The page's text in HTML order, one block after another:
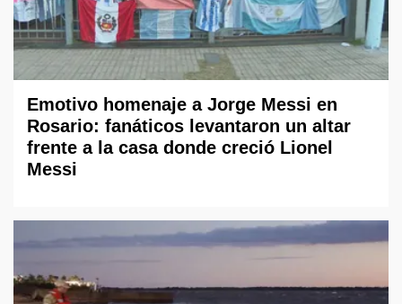
Emotivo homenaje a Jorge Messi en
Rosario: fanáticos levantaron un altar
frente a la casa donde creció Lionel
Messi